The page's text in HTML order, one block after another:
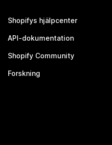
Shopifys hjälpcenter
API-dokumentation
Shopify Community
Forskning